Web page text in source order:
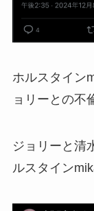
ホルスタイン
ョリーとの不
ジョリーと清
ルスタイン